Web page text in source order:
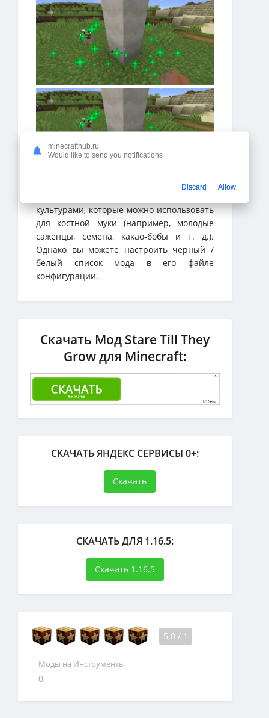
культурами, которые можно использовать
для костной муки (например, молодые
саженцы, семена, какао-бобы и т. д.).
Однако вы можете настроить черный /
белый список мода в его файле
конфигурации.
Скачать Мод Stare Till They
Grow для Minecraft:
СКАЧАТЬ ЯНДЕКС СЕРВИСЫ 0+:
Скачать
СКАЧАТЬ ДЛЯ 1.16.5:
Скачать 1.16.5
5.0 / 1
Моды на Инструменты
0
minecrafthub.ru
Would like to send you notifications
Discard Allow